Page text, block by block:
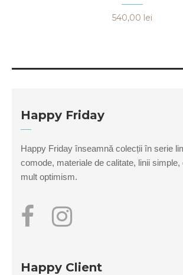
mai
produsului.
540,00 lei
Happy Friday
Happy Friday înseamnă colecții în serie
comode, materiale de calitate, linii
mult optimism.
Happy Client